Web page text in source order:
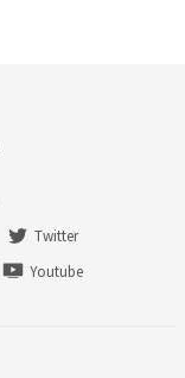
Twitter
Youtube